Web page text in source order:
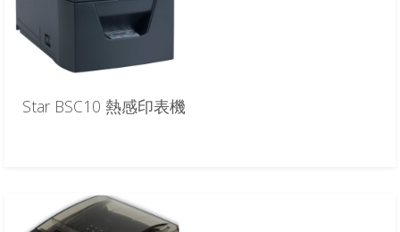
Star BSC10 熱感印表機